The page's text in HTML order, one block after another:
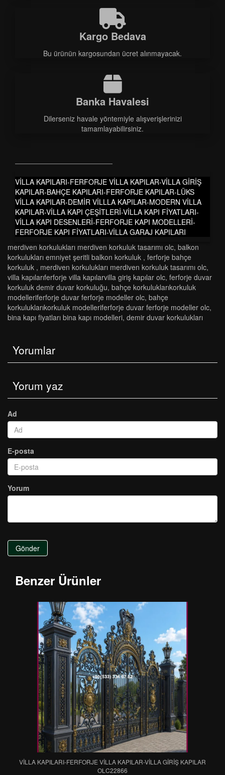
Kargo Bedava
Bu ürünün kargosundan ücret alınmayacak.
Banka Havalesi
Dilerseniz havale yöntemiyle alışverişlerinizi
tamamlayabilirsiniz.
VİLLA KAPILARI-FERFORJE VİLLA KAPILAR-VİLLA GİRİŞ
KAPILAR-BAHÇE KAPILARI-FERFORJE KAPILAR-LÜKS
VİLLA KAPILAR-DEMİR VİLLLA KAPILAR-MODERN VİLLA
KAPILAR-VİLLA KAPI ÇEŞİTLERİ-VİLLA KAPI FİYATLARI-
VİLLA KAPI DESENLERİ-FERFORJE KAPI MODELLERİ-
FERFORJE KAPI FİYATLARI-VİLLA GARAJ KAPILARI
merdi̇ven korkuluklari merdi̇ven korkuluk tasarimi olc, balkon
korkulukları emniyet şeritli balkon korkuluk , ferforje bahçe
korkuluk , merdi̇ven korkuluklari merdi̇ven korkuluk tasarimi olc,
vi̇lla kapilariferforje vi̇lla kapilarvi̇lla gi̇ri̇ş kapilar olc, ferforje duvar
korkuluk demir duvar korkuluğu, bahçe korkuluklarikorkuluk
modelleri̇ferforje duvar ferforje modeller olc, bahçe
korkuluklarikorkuluk modelleri̇ferforje duvar ferforje modeller olc,
bi̇na kapi fi̇yatlari bi̇na kapi modelleri̇, demir duvar korkulukları
Yorumlar
Yorum yaz
Ad
E-posta
Yorum
Gönder
Benzer Ürünler
VİLLA KAPILARI-FERFORJE VİLLA KAPILAR-VİLLA GİRİŞ KAPILAR
OLC22866